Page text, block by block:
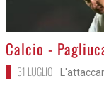
>
Calcio -
31 LUGLIO